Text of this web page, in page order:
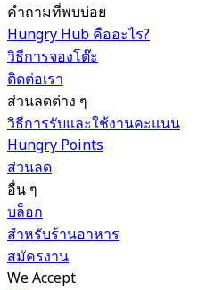
คำถามที่พบบ่อย
Hungry Hub คืออะไร?
วิธีการจองโต๊ะ
ติดต่อเรา
ส่วนลดต่าง ๆ
วิธีการรับและใช้งานคะแนน
Hungry Points
ส่วนลด
อื่น ๆ
บล็อก
สำหรับร้านอาหาร
สมัครงาน
We Accept